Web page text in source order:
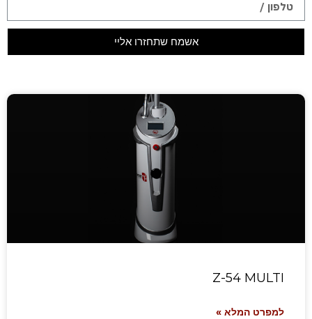
אשמח שתחזרו אליי
Z-54 MULTI
למפרט המלא »